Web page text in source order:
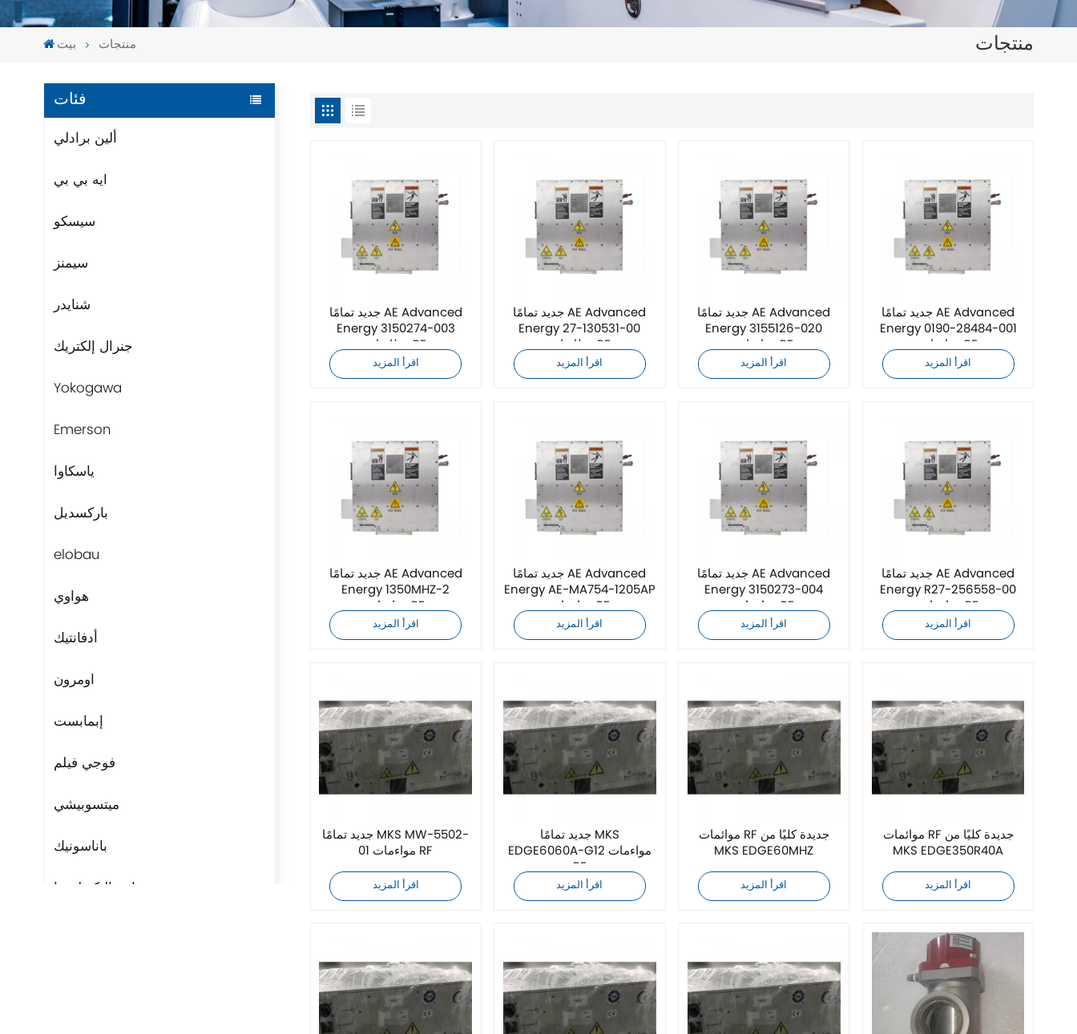
한국의
بيت منتجات منتجات
فئات
ألين برادلي
ايه بي بي
سيسكو
سيمنز
شنايدر
جنرال إلكتريك
Yokogawa
Emerson
ياسكاوا
باركسديل
elobau
هواوي
أدفانتيك
اومرون
إبمابست
فوجي فيلم
ميتسوبيشي
باناسونيك
مراوح التكنولوجيا
جديد تمامًا AE Advanced
Energy 3150274-003
مطابقات RF
اقرأ المزيد
جديد تمامًا AE Advanced
Energy 27-130531-00
مطابقات RF
اقرأ المزيد
جديد تمامًا AE Advanced
Energy 3155126-020
موائمات RF
اقرأ المزيد
جديد تمامًا AE Advanced
Energy 0190-28484-001
موائمات RF
اقرأ المزيد
جديد تمامًا AE Advanced
Energy 1350MHZ-2
موائمات RF
اقرأ المزيد
جديد تمامًا AE Advanced
Energy AE-MA754-1205AP
مواءمات RF
اقرأ المزيد
جديد تمامًا AE Advanced
Energy 3150273-004
مواءمات RF
اقرأ المزيد
جديد تمامًا AE Advanced
Energy R27-256558-00
مواءمات RF
اقرأ المزيد
جديد تمامًا MKS MW-5502-
01 مواءمات RF
اقرأ المزيد
جديد تمامًا MKS
EDGE6060A-G12 مواءمات
RF
اقرأ المزيد
موائمات RF جديدة كليًا من
MKS EDGE60MHZ
اقرأ المزيد
موائمات RF جديدة كليًا من
MKS EDGE350R40A
اقرأ المزيد